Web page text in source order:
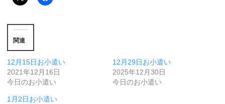
関連
12月15日お小遣い
2021年12月16日
今日のお小遣い
12月29日お小遣い
2025年12月30日
今日のお小遣い
1月2日お小遣い